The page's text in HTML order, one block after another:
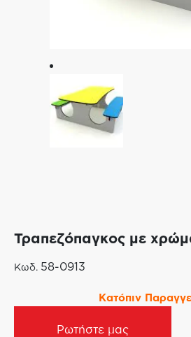
Τραπεζόπαγκος με
Κωδ. 58-0913
Κατόπιν
Ρωτήστε μας